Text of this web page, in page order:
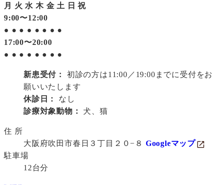
月
火 水 木 金 土 日 祝
9:00〜12:00
● ● ● ● ● ● ● ●
17:00〜20:00
● ● ● ● ● ● ● ●
新患受付：
初診の方は11:00／19:00までに受付をお
願いいたします
休診日：
なし
診療対象動物：
犬、猫
住 所
大阪府吹田市春日３丁目２０−８ Googleマップ
駐車場
12台分